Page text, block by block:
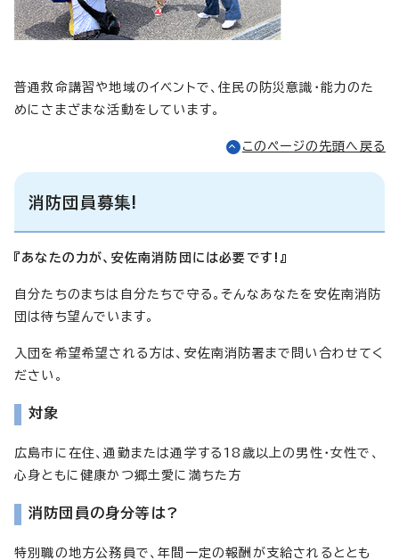
普通救命講習や地域のイベントで、住民の防災意識・能力のた
めにさまざまな活動をしています。
このページの先頭へ戻る
消防団員募集!
『あなたの力が、安佐南消防団には必要です!』
自分たちのまちは自分たちで守る。そんなあなたを安佐南消防
団は待ち望んでいます。
入団を希望希望される方は、安佐南消防署まで問い合わせてく
ださい。
対象
広島市に在住、通勤または通学する18歳以上の男性・女性で、
心身ともに健康かつ郷土愛に満ちた方
消防団員の身分等は?
特別職の地方公務員で、年間一定の報酬が支給されるととも